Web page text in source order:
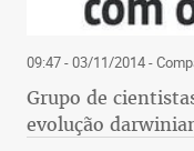
09:47 - 03/11/2014-
Grupo de
evolução